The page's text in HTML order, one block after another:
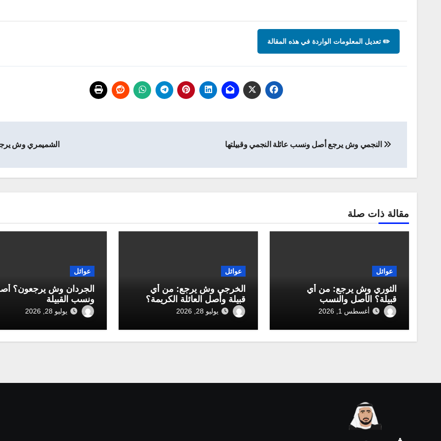
✏️ تعديل المعلومات الواردة في هذه المقالة
المقالات
النجمي وش يرجع أصل ونسب عائلة النجمي وقبيلتها الشميمري وش
مقالة ذات صلة
عوائل
الثوري وش يرجع: من أي
قبيلة؟ الأصل والنسب
أغسطس 1, 2026
عوائل
الخرجي وش يرجع: من أي
قبيلة وأصل العائلة الكريمة؟
يوليو 28, 2026
عوائل
الجردان وش يرجعون؟
ونسب القبيلة
يوليو 28, 2026